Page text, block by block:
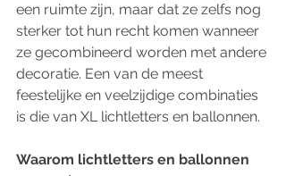
een ruimte zijn, maar dat ze zelfs nog
sterker tot hun recht komen wanneer
ze gecombineerd worden met andere
decoratie. Een van de meest
feestelijke en veelzijdige combinaties
is die van XL lichtletters en ballonnen.
Waarom lichtletters en ballonnen